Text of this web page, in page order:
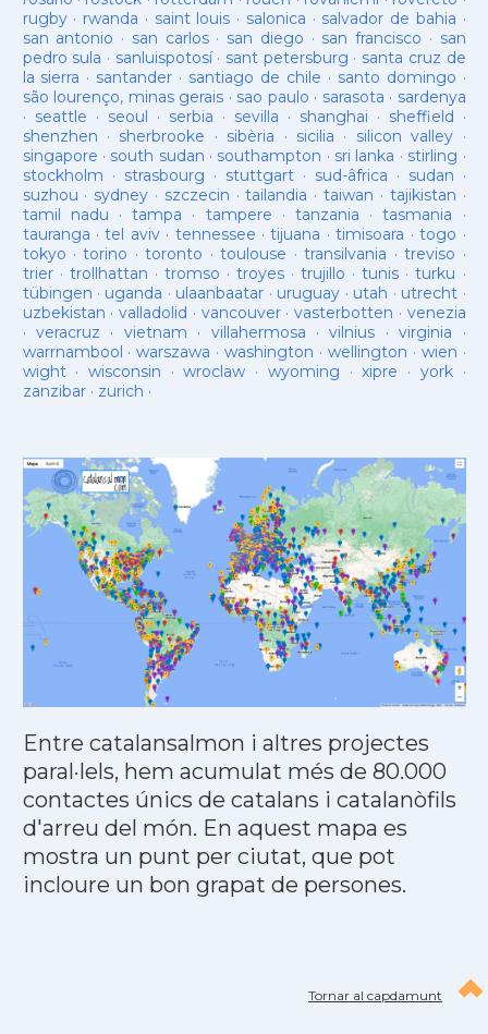
rugby· rwanda · saint louis · salonica · salvador de bahia ·
san antonio · san carlos· san diego · san francisco · san
pedro sula · sanluispotosí· sant petersburg · santa cruz de
la sierra · santander · santiago de chile · santo domingo ·
são lourenço, minas gerais · sao paulo · sarasota · sardenya
· seattle · seoul · serbia · sevilla · shanghai · sheffield ·
shenzhen · sherbrooke · sibèria · sicilia · silicon valley ·
singapore · south sudan · southampton · sri lanka · stirling ·
stockholm · strasbourg · stuttgart· sud-âfrica · sudan ·
suzhou · sydney · szczecin ·tailandia ·taiwan · tajikistan ·
tamil nadu ·tampa · tampere · tanzania ·tasmania ·
tauranga ·tel aviv· tennessee ·tijuana ·timisoara ·togo ·
tokyo ·torino ·toronto ·toulouse ·transilvania ·treviso ·
trier· trollhattan · tromso · troyes·trujillo ·tunis ·turku ·
tübingen · uganda · ulaanbaatar · uruguay · utah · utrecht ·
uzbekistan · valladolid · vancouver· vasterbotten · venezia
· veracruz · vietnam · villahermosa ·vilnius ·virginia ·
warrnambool ·warszawa ·washington · wellington · wien ·
wight· wisconsin ·wroclaw · wyoming ·xipre · york·
zanzibar· zurich ·
Entre catalansalmon i altres projectes
paral·lels, hem acumulat més de 80.000
contactes únics de catalans i catalanòfils
d'arreu del món. En aquest mapa es
mostra un punt per ciutat, que pot
incloure un bon grapat de persones.
Tornar al capdamunt